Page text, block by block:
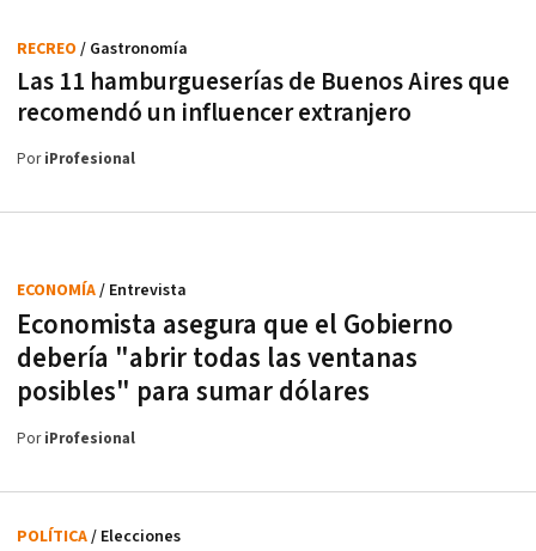
Las 11 hamburgueserías de Buenos Aires que
recomendó un influencer extranjero
RECREO / Gastronomía
PoriProfesional
Economista asegura que el Gobierno
debería "abrir todas las ventanas
posibles" para sumar dólares
ECONOMÍA/ Entrevista
PoriProfesional
POLÍTICA/ Elecciones